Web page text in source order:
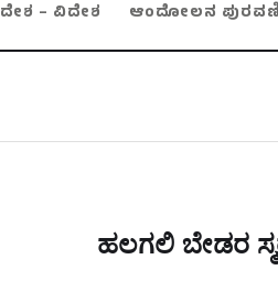
ದೇಶ – ವಿದೇಶ ಆಂದೋಲನ ಪುರವಣಿ
ಹಲಗಲಿ ಬೇಡರ